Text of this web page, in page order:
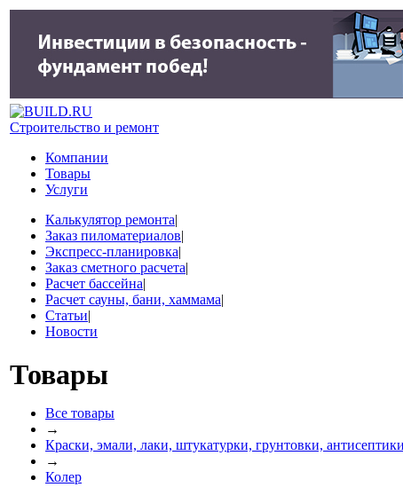
Строительство и ремонт
Компании
Товары
Услуги
Калькулятор ремонта|
Заказ пиломатериалов|
Экспресс-планировка|
Заказ сметного расчета|
Расчет бассейна|
Расчет сауны, бани, хаммама|
Статьи|
Новости
Товары
Все товары
→
Краски, эмали, лаки, штукатурки, грунтовки, антисептики
→
Колер